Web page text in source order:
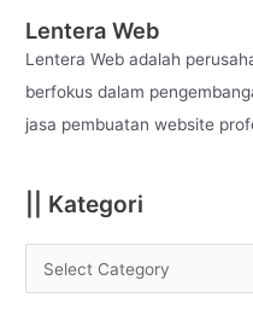
c
h
f
o
Lentera Web
Lentera Web adalah
berfokus dalam
jasa pembuatan website
|| Kategori